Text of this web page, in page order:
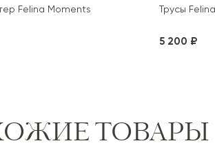
Felina Moments Трусы
5 200 ₽
ТОВАРЫ